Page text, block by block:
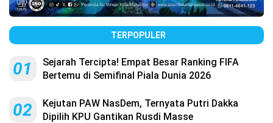
TERPOPULER
01
Sejarah Tercipta! Empat Besar Ranking FIFA
Bertemu di Semifinal Piala Dunia 2026
02
Kejutan PAW NasDem, Ternyata Putri Dakka
Dipilih KPU Gantikan Rusdi Masse